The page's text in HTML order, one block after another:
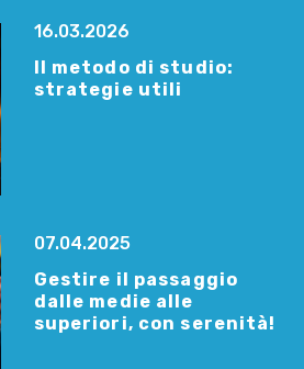
16.03.2026
Il metodo di studio:
strategie utili
07.04.2025
Gestire il passaggio
dalle medie alle
superiori, con serenità!